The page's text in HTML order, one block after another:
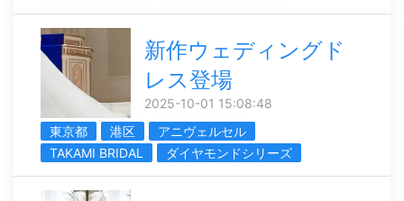
新作ウェディングド
レス登場
2025-10-01 15:08:48
東京都
港区
アニヴェルセル
TAKAMI BRIDAL
ダイヤモンドシリーズ